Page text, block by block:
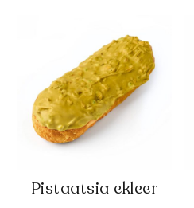
Pistaatsia ekleer